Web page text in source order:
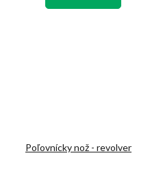
Poľovnícky nož - revolver